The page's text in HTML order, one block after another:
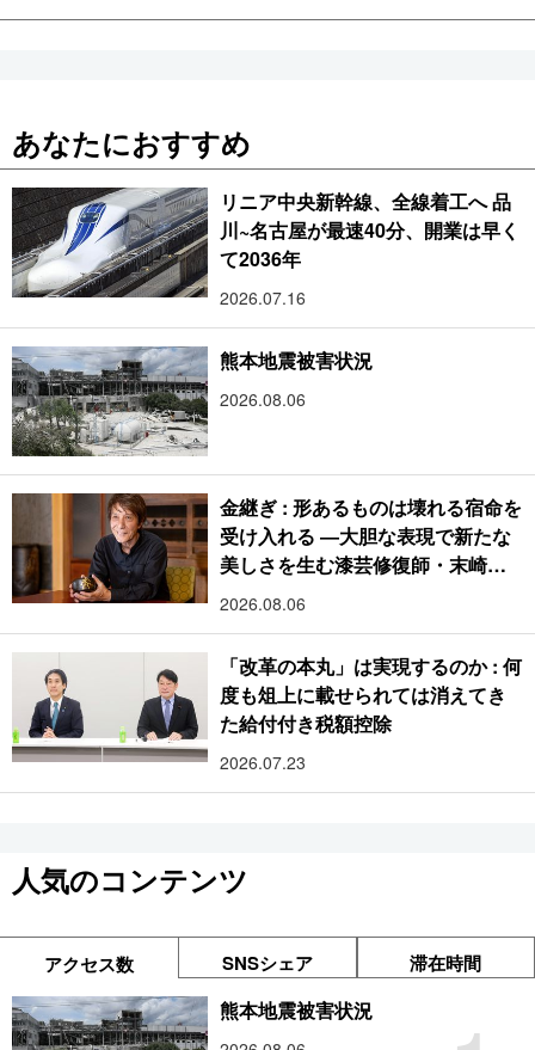
あなたにおすすめ
リニア中央新幹線、全線着工へ 品
川~名古屋が最速40分、開業は早く
て2036年
2026.07.16
熊本地震被害状況
2026.08.06
金継ぎ : 形あるものは壊れる宿命を
受け入れる ―大胆な表現で新たな
美しさを生む漆芸修復師・末崎広
樹
2026.08.06
「改革の本丸」は実現するのか : 何
度も俎上に載せられては消えてき
た給付付き税額控除
2026.07.23
人気のコンテンツ
アクセス数 SNSシェア 滞在時間
熊本地震被害状況